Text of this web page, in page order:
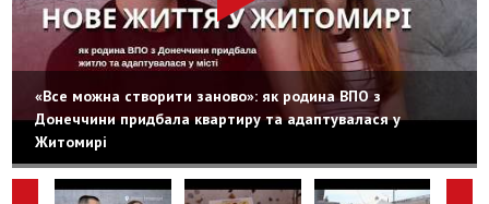
«Все можна створити заново»: як родина ВПО з
Донеччини придбала квартиру та адаптувалася у
Житомирі